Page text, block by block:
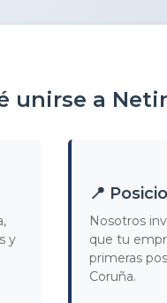
unirse a
y
📍
Nosotros
que tu
primeras
Coruña.